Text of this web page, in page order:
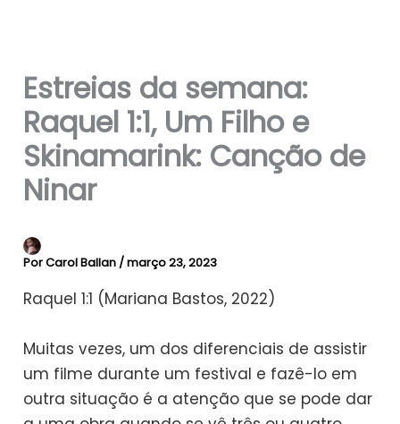
Estreias da semana:
Raquel 1:1, Um Filho e
Skinamarink: Canção de
Ninar
PorCarol Ballan /março 23, 2023
Raquel 1:1 (Mariana Bastos, 2022)
Muitas vezes, um dos diferenciais de assistir
um filme durante um festival e fazê-lo em
outra situação é a atenção que se pode dar